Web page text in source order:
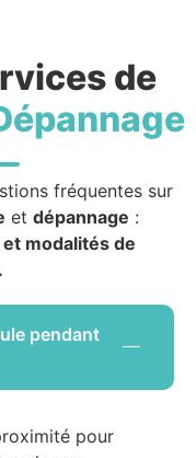
de
fréquentes sur
et dépannage :
modalités de
pendant
pour